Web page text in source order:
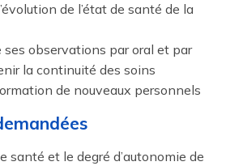
de l’état de santé de la
ses observations par oral et par
la continuité des soins
de nouveaux personnels
santé et le degré d’autonomie de